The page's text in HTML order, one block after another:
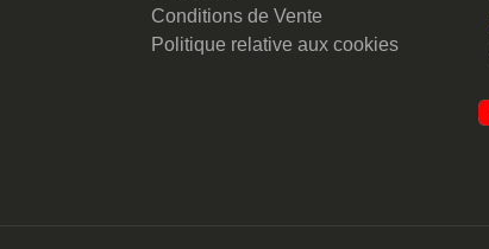
Conditions de Vente
Politique relative aux cookies